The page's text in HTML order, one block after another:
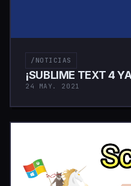
/NOTICIAS
¡SUBLIME TEXT 4
24 MAY. 2021